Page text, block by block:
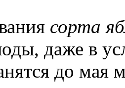
сорта
даже в
до мая